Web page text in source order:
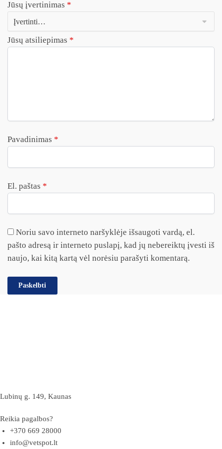
Jūsų įvertinimas *
Jūsų atsiliepimas *
Pavadinimas *
El. paštas *
Noriu savo interneto naršyklėje išsaugoti vardą, el.
pašto adresą ir interneto puslapį, kad jų nebereiktų įvesti iš
naujo, kai kitą kartą vėl norėsiu parašyti komentarą.
Lubinų g. 149, Kaunas
Reikia pagalbos?
+370 669 28000
info@vetspot.lt